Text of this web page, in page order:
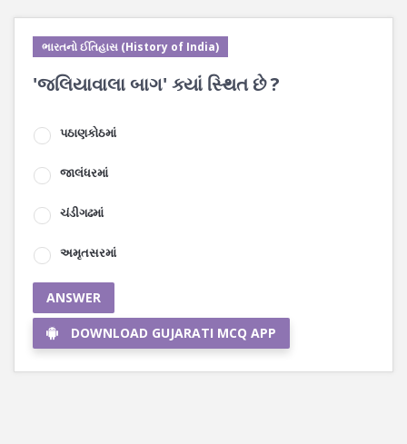
ભારતનો ઈતિહાસ (History of India)
'જલિયાવાલા બાગ' ક્યાં સ્થિત છે ?
પઠાણકોઠમાં
જાલંધરમાં
ચંડીગઢમાં
અમૃતસરમાં
ANSWER
DOWNLOAD GUJARATI MCQ APP